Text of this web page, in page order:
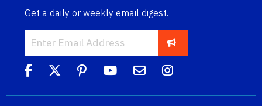
Get a daily or weekly email digest.